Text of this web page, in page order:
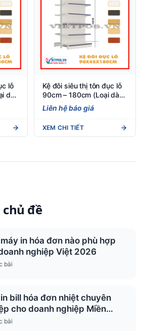
lỗ
dày
Kệ đôi siêu thị tôn đục lỗ
90cm – 180cm (Loại dày
0.8) 5 tầng
Liên hệ báo giá
XEM CHI TIẾT
đề
in hóa đơn nào phù hợp
nghiệp Việt 2026
bài
bill hóa đơn nhiệt chuyên
cho doanh nghiệp Miền
bài